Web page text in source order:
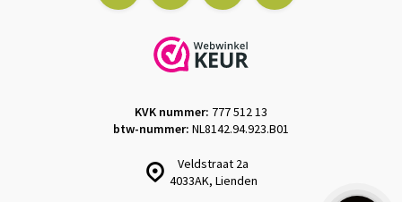
Veldstraat 2a
4033AK, Lienden
KVK nummer: 777 512 13
btw-nummer: NL8142.94.923.B01